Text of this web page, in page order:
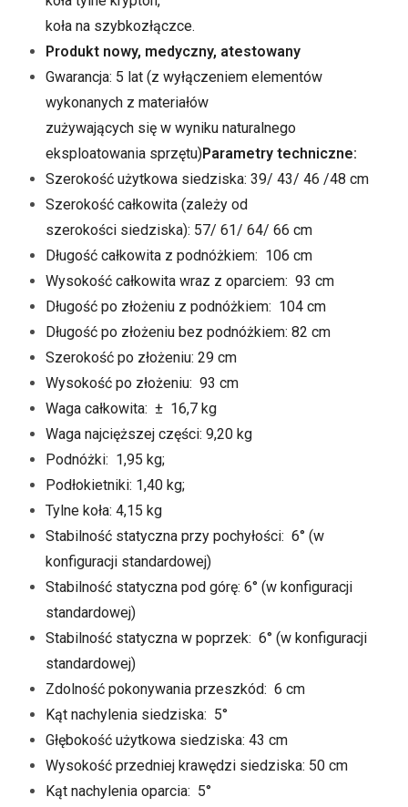
koła na szybkozłączce.
Produkt nowy, medyczny, atestowany
Gwarancja: 5 lat (z wyłączeniem elementów
wykonanych z materiałów
zużywających się w wyniku naturalnego
eksploatowania sprzętu)Parametry techniczne:
Szerokość użytkowa siedziska: 39/ 43/ 46 /48 cm
Szerokość całkowita (zależy od
szerokości siedziska): 57/ 61/ 64/ 66 cm
Długość całkowita z podnóżkiem: 106 cm
Wysokość całkowita wraz z oparciem: 93 cm
Długość po złożeniu z podnóżkiem: 104 cm
Długość po złożeniu bez podnóżkiem: 82 cm
Szerokość po złożeniu: 29 cm
Wysokość po złożeniu: 93 cm
Waga całkowita: ± 16,7 kg
Waga najcięższej części: 9,20 kg
Podnóżki: 1,95 kg;
Podłokietniki: 1,40 kg;
Tylne koła: 4,15 kg
Stabilność statyczna przy pochyłości: 6° (w
konfiguracji standardowej)
Stabilność statyczna pod górę: 6° (w konfiguracji
standardowej)
Stabilność statyczna w poprzek: 6° (w konfiguracji
standardowej)
Zdolność pokonywania przeszkód: 6 cm
Kąt nachylenia siedziska: 5°
Głębokość użytkowa siedziska: 43 cm
Wysokość przedniej krawędzi siedziska: 50 cm
Kąt nachylenia oparcia: 5°